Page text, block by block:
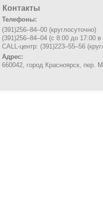
Контакты
Телефоны:
(391)256–84–00 (круглосуточно)
(391)256–84–04 (с 8:00 до 17:00
CALL-центр: (391)223–55–56
Адрес:
660042, город Красноярск, пер.